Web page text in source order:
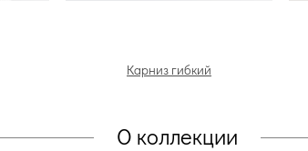
Карниз гибкий
О коллекции